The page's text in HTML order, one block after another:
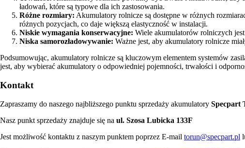
ładowań, które są typowe dla ich zastosowania.
Różne rozmiary: Akumulatory rolnicze są dostępne w różnych
różnych pozycjach, co daje większą elastyczność w instalacji.
Niskie wymagania konserwacyjne: Wiele akumulatorów rolniczych
Niska samorozładowywanie: Ważne jest, aby akumulatory rolnicze
Podsumowując, akumulatory rolnicze są kluczowym elementem systemów
jest, aby wybierać akumulatory o odpowiedniej pojemności, trwałości i
Kontakt
Zapraszamy do naszego najbliższego punktu sprzedaży akumulatory Specpart
Nasz punkt sprzedaży znajduje się na ul. Szosa Lubicka 133F
Jest możliwość kontaktu z naszym punktem poprzez E-mail torun@specpart.pl